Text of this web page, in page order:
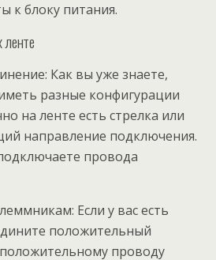
к блоку питания.
ленте
Как вы уже знаете,
разные конфигурации
на ленте есть стрелка или
направление подключения.
провода
Если у вас есть
положительный
проводу